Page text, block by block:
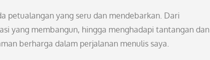
petualangan yang seru dan mendebarkan. Dari
yang membangun, hingga menghadapi tantangan dan
berharga dalam perjalanan menulis saya.